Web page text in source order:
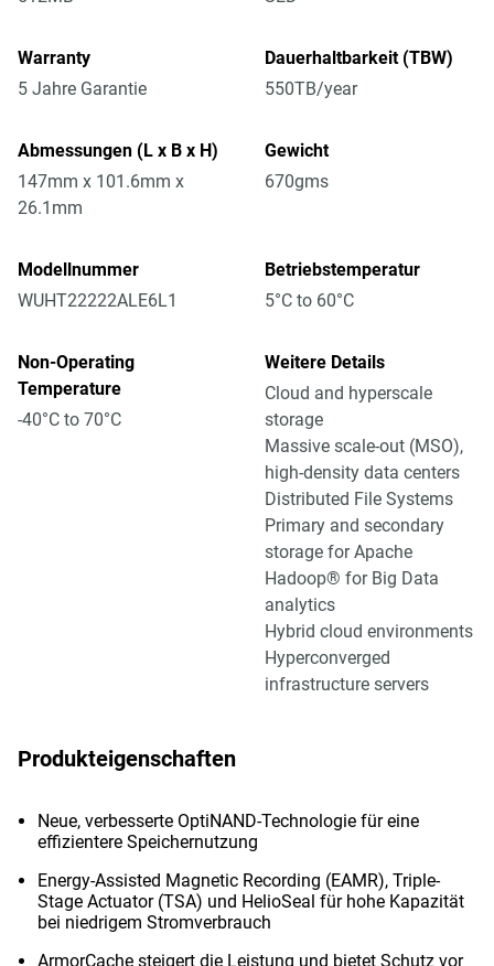
Warranty
5 Jahre Garantie
Dauerhaltbarkeit (TBW)
550TB/year
Abmessungen (L x B x H)
147mm x 101.6mm x
26.1mm
Gewicht
670gms
Modellnummer
WUHT22222ALE6L1
Betriebstemperatur
5°C to 60°C
Non-Operating
Temperature
-40°C to 70°C
Weitere Details
Cloud and hyperscale
storage
Massive scale-out (MSO),
high-density data centers
Distributed File Systems
Primary and secondary
storage for Apache
Hadoop® for Big Data
analytics
Hybrid cloud environments
Hyperconverged
infrastructure servers
Produkteigenschaften
Neue, verbesserte OptiNAND-Technologie für eine
effizientere Speichernutzung
Energy-Assisted Magnetic Recording (EAMR), Triple-
Stage Actuator (TSA) und HelioSeal für hohe Kapazität
bei niedrigem Stromverbrauch
ArmorCache steigert die Leistung und bietet Schutz vor